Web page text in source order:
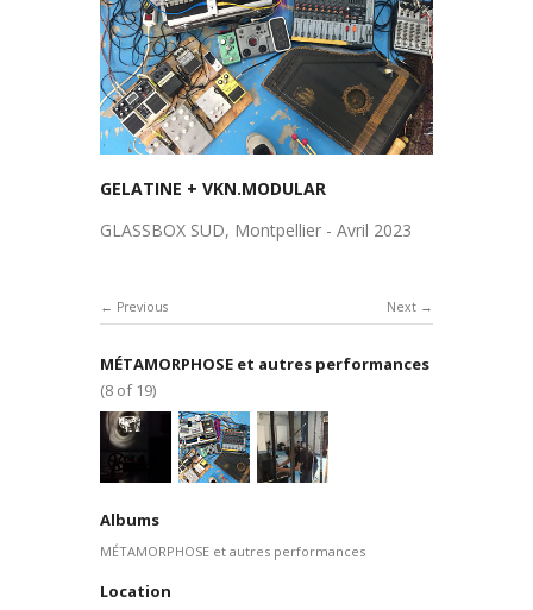
GELATINE + VKN.MODULAR
GLASSBOX SUD, Montpellier - Avril 2023
Next
Previous
MÉTAMORPHOSE et autres performances
(8 of 19)
Albums
MÉTAMORPHOSE et autres performances
Location